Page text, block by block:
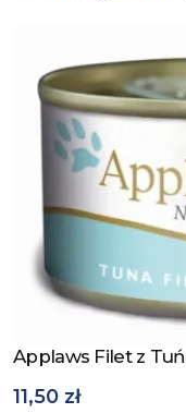
Zobacz produkt
Applaws Filet z
11,50 zł